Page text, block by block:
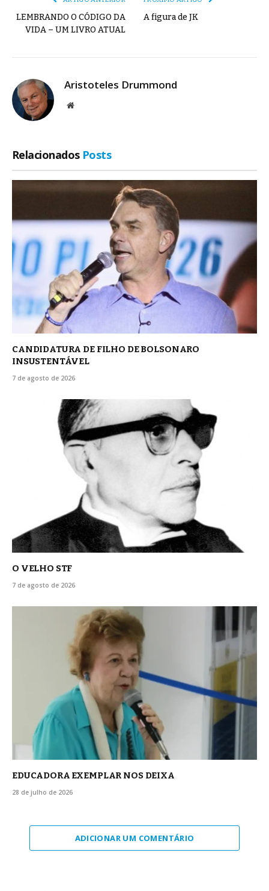
LEMBRANDO O CÓDIGO DA
VIDA – UM LIVRO ATUAL
A figura de JK
Aristoteles Drummond
Site
Relacionados Posts
CANDIDATURA DE FILHO DE BOLSONARO
INSUSTENTÁVEL
7 de agosto de 2026
O VELHO STF
7 de agosto de 2026
EDUCADORA EXEMPLAR NOS DEIXA
28 de julho de 2026
ADICIONAR UM COMENTÁRIO